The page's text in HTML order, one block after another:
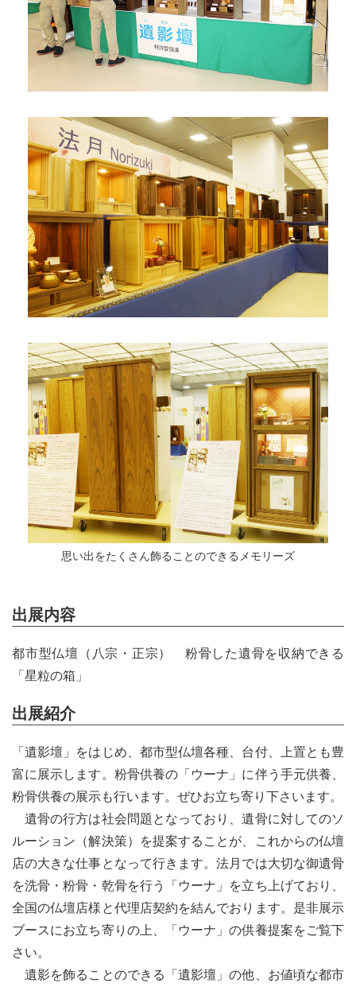
出展内容
都市型仏壇（八宗・正宗） 粉骨した遺骨を収納できる
「星粒の箱」
出展紹介
「遺影壇」をはじめ、都市型仏壇各種、台付、上置とも豊
富に展示します。粉骨供養の 「ウーナ」 に伴う手元供養、
粉骨供養の展示も行います。ぜひお立ち寄り下さいます。
遺骨の行方は社会問題となっており、遺骨に対してのソ
ルーション（解決策）を提案することが、これからの仏壇
店の大きな仕事となって行きます。法月では大切な御遺骨
を洗骨・粉骨・乾骨を行う
「ウーナ」 を立ち上げており、
全国の仏壇店様と代理店契約を結んでおります。是非展示
ブースにお立ち寄りの上、「ウーナ」の供養提案をご覧下
さい。
遺影を飾ることのできる「遺影壇」の他、お値頃な都市
思い出をたくさん飾ることのできるメモリーズ